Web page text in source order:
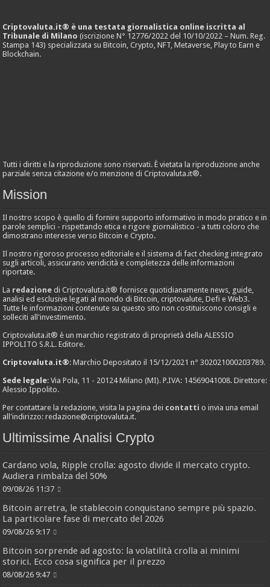
Criptovaluta.it® è una testata giornalistica online iscritta al
Tribunale di Milano (iscrizione N° 12776/2022 del 10/10/2022 – Num. Reg.
Stampa 143) specializzata su Bitcoin, Crypto, NFT, Metaverse, Play to Earn e
Blockchain.
Tutti i diritti e la riproduzione sono riservati. È vietata la riproduzione anche
parziale senza citazione e/o menzione di Criptovaluta.it®.
Mission
Il nostro scopo è quello di fornire supporto informativo in modo pratico e in
parole semplici - rispettando etica e rigore giornalistico - a tutti coloro che
dimostrano interesse verso Bitcoin e Crypto.
Il nostro rigoroso processo editoriale e il sistema di fact checking integrato
sugli articoli, assicurano veridicità e completezza delle informazioni
riportate.
La redazione di Criptovaluta.it® fornisce quotidianamente news, guide,
analisi ed esclusive legati al mondo di Bitcoin, criptovalute, Defi e Web3.
Tutte le informazioni contenute su questo sito non costituiscono consigli e
solleciti all'investimento.
Criptovaluta.it® è un marchio registrato di proprietà della ALESSIO
IPPOLITO S.R.L. Editore.
Criptovaluta.it®: Marchio Depositato il 15/12/2021 n° 302021000203789.
Sede legale: Via Pola, 11 - 20124 Milano (MI). P.IVA: 14569041008. Direttore:
Alessio Ippolito.
Per contattare la redazione, visita la pagina dei contatti o invia una email
all'indirizzo:redazione@criptovaluta.it.
Ultimissime Analisi Crypto
Cardano vola, Ripple crolla: agosto divide il mercato crypto.
Audiera rimbalza del 50%
09/08/26 11:37
Bitcoin arretra, le stablecoin conquistano sempre più spazio.
La particolare fase di mercato del 2026
09/08/26 9:17
Bitcoin sorprende ad agosto: la volatilità crolla ai minimi
storici. Ecco cosa significa per il prezzo
08/08/26 9:47